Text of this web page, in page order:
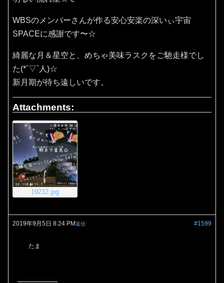
WBSのメンバーさんが作る安心安楽の深いぃ宇宙
SPACEに感謝です〜☆
綺麗な月＆星空と、めちゃ美味ラスクをご馳走様でし
た(*´▽`人)☆
新月期が待ち遠しいです。
Attachments:
19232.jpg
2019年9月5日 8:24 PM #1599
返信
たま